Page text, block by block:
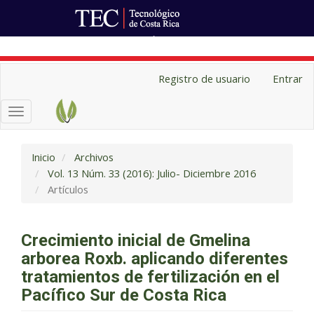
Contenido
principal
lateral
Registro de usuario Entrar
Toggle
navigation
Inicio
Archivos
Vol. 13 Núm. 33 (2016): Julio- Diciembre 2016
Artículos
Crecimiento inicial de Gmelina
arborea Roxb. aplicando diferentes
tratamientos de fertilización en el
Pacífico Sur de Costa Rica